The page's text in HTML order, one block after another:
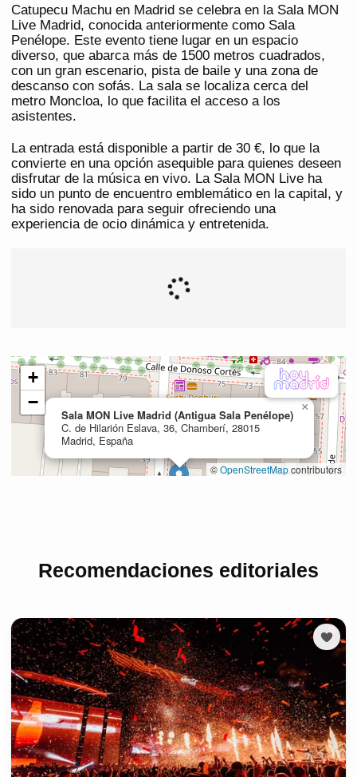
Catupecu Machu en Madrid se celebra en la Sala MON
Live Madrid, conocida anteriormente como Sala
Penélope. Este evento tiene lugar en un espacio
diverso, que abarca más de 1500 metros cuadrados,
con un gran escenario, pista de baile y una zona de
descanso con sofás. La sala se localiza cerca del
metro Moncloa, lo que facilita el acceso a los
asistentes.
La entrada está disponible a partir de 30 €, lo que la
convierte en una opción asequible para quienes deseen
disfrutar de la música en vivo. La Sala MON Live ha
sido un punto de encuentro emblemático en la capital, y
ha sido renovada para seguir ofreciendo una
experiencia de ocio dinámica y entretenida.
Recomendaciones editoriales